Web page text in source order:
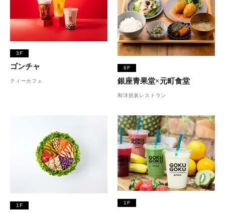
3F
ゴンチャ
ティーカフェ
6F
銀座青果堂×元町食堂
和洋折衷レストラン
1F 1F